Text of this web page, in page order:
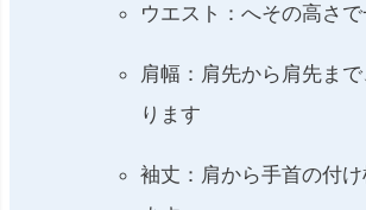
ウエスト：へその高さ
肩幅：肩先から肩先ま
ります
袖丈：肩から手首の付け